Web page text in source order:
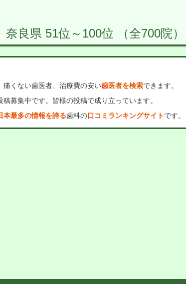
奈良県 51位～100位 （全700院）
くない歯医者、治療費の安い歯医者を検索できます。
稿募集中です。皆様の投稿で成り立っています。
本最多の情報を誇る歯科の口コミランキングサイトです。